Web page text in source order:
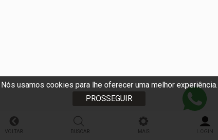
Nós usamos cookies para lhe oferecer uma melhor experiência.
PROSSEGUIR
VOLTAR BUSCAR MAIS LOGIN